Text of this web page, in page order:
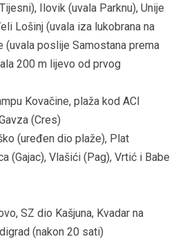
Ilovik (uvala Parknu), Unije
Lošinj (uvala iza lukobrana na
(uvala poslije Samostana prema
200 m lijevo od prvog
Kovačine, plaža kod ACI
(Cres)
(uređen dio plaže), Plat
(Gajac), Vlašići (Pag), Vrtić i Babe
SZ dio Kašjuna, Kvadar na
(nakon 20 sati)